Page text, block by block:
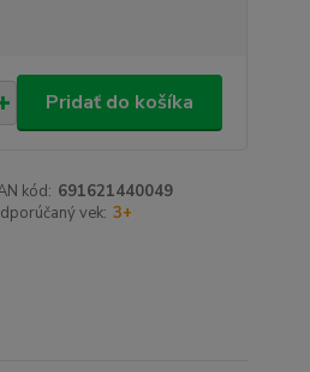
Pridať do košíka
kód: 691621440049
vek: 3+